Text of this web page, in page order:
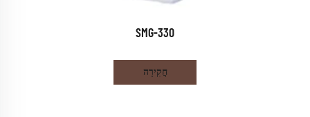
SMG-330
חֲקִירָה